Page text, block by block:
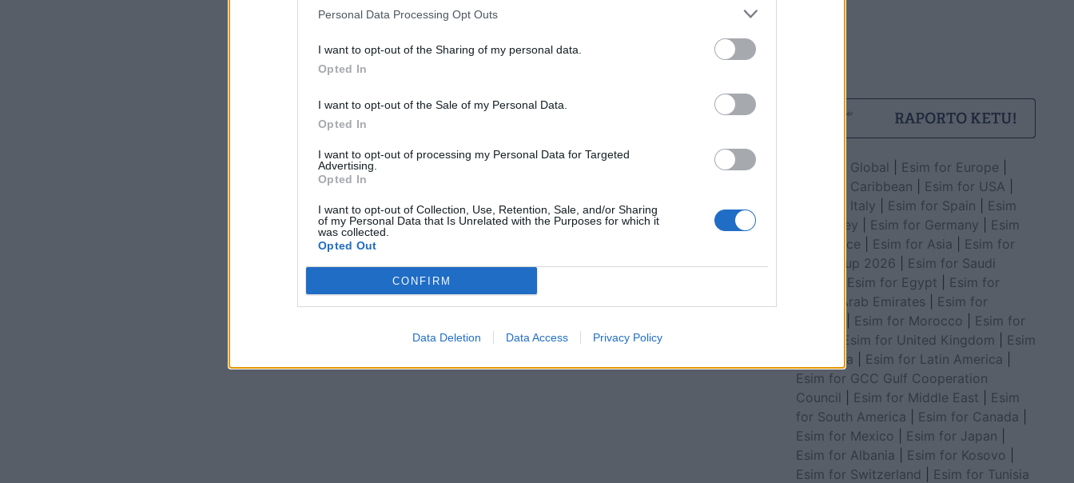
Personal Data Processing Opt Outs
I want to opt-out of the Sharing of my personal data.
Opted In
I want to opt-out of the Sale of my Personal Data.
Opted In
I want to opt-out of processing my Personal Data for Targeted
Advertising.
Opted In
I want to opt-out of Collection, Use, Retention, Sale, and/or Sharing
of my Personal Data that Is Unrelated with the Purposes for which it
was collected.
Opted Out
CONFIRM
Data Deletion Data Access Privacy Policy
Esim for Global Esim for Europe
Esim for Caribbean
Esim for USA
Esim for Italy
Esim for Spain
Esim
for Turkey
Esim for Germany
Esim
for Greece
Esim for Asia
Esim for
World Cup 2026
Esim for Saudi
Esim for Egypt
Esim for
United Arab Emirates
Esim for
Esim for Morocco
Esim for
Esim for United Kingdom
Esim
for Africa
Esim for Latin America
Esim for GCC Gulf Cooperation
Council
Esim for Middle East
Esim
for South America
Esim for Canada
Esim for Mexico
Esim for Japan
Esim for Albania
Esim for Kosovo
Esim for Switzerland
Esim for Tunisia